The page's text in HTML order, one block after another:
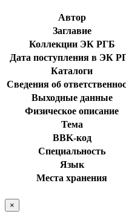
Автор
Заглавие
Коллекции ЭК РГБ
Дата поступления в ЭК
Каталоги
Сведения об
Выходные данные
Физическое описание
Тема
BBK-код
Специальность
Язык
Места хранения
×